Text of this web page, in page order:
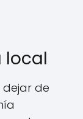
local
dejar de